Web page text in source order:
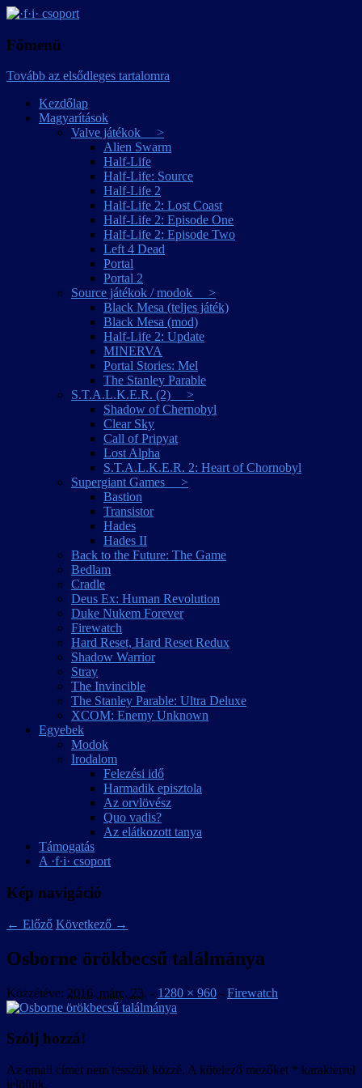
·f·i· csoport
Főmenü
Tovább az elsődleges tartalomra
Kezdőlap
Magyarítások
Valve játékok >
Alien Swarm
Half-Life
Half-Life: Source
Half-Life 2
Half-Life 2: Lost Coast
Half-Life 2: Episode One
Half-Life 2: Episode Two
Left 4 Dead
Portal
Portal 2
Source játékok / modok >
Black Mesa (teljes játék)
Black Mesa (mod)
Half-Life 2: Update
MINERVA
Portal Stories: Mel
The Stanley Parable
S.T.A.L.K.E.R. (2) >
Shadow of Chernobyl
Clear Sky
Call of Pripyat
Lost Alpha
S.T.A.L.K.E.R. 2: Heart of Chornobyl
Supergiant Games >
Bastion
Transistor
Hades
Hades II
Back to the Future: The Game
Bedlam
Cradle
Deus Ex: Human Revolution
Duke Nukem Forever
Firewatch
Hard Reset, Hard Reset Redux
Shadow Warrior
Stray
The Invincible
The Stanley Parable: Ultra Deluxe
XCOM: Enemy Unknown
Egyebek
Modok
Irodalom
Felezési idő
Harmadik episztola
Az orvlövész
Quo vadis?
Az elátkozott tanya
Támogatás
A ·f·i· csoport
Kép navigáció
← Előző Következő →
Osborne örökbecsű találmánya
Közzétéve: 2016. márc. 23. - 1280 × 960 - Firewatch
Szólj hozzá!
Az email címet nem tesszük közzé. A kötelező mezőket * karakterrel
jelöljük.